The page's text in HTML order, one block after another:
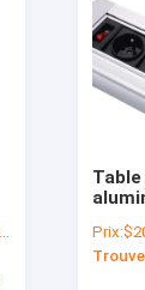
prise
Prix: